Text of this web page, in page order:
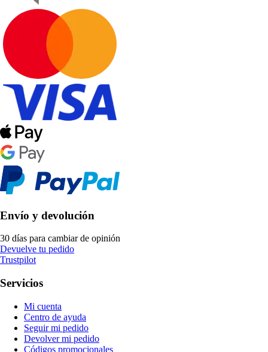
Envío y devolución
30 días para cambiar de opinión
Devuelve tu pedido
Trustpilot
Servicios
Mi cuenta
Centro de ayuda
Seguir mi pedido
Devolver mi pedido
Códigos promocionales